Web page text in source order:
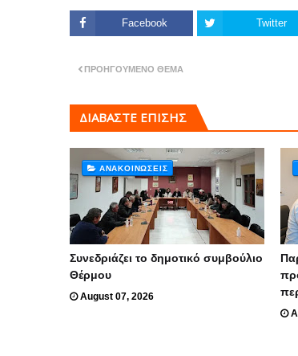
Facebook Twitter
ΠΡΟΗΓΟΎΜΕΝΟ ΘΈΜΑ
ΔΙΑΒΑΣΤΕ ΕΠΙΣΗΣ
ΑΝΑΚΟΙΝΏΣΕΙΣ
Συνεδριάζει το δημοτικό συμβούλιο
Θέρμου
August 07, 2026